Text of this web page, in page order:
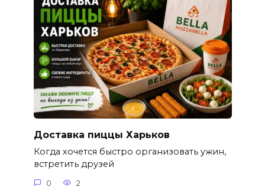
Доставка пиццы Харьков
Когда хочется быстро организовать ужин,
встретить друзей
0 2